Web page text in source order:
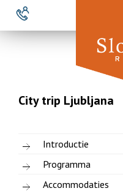
Overslaan
naar
City trip Ljubljana
Introductie
Programma
Accommodaties